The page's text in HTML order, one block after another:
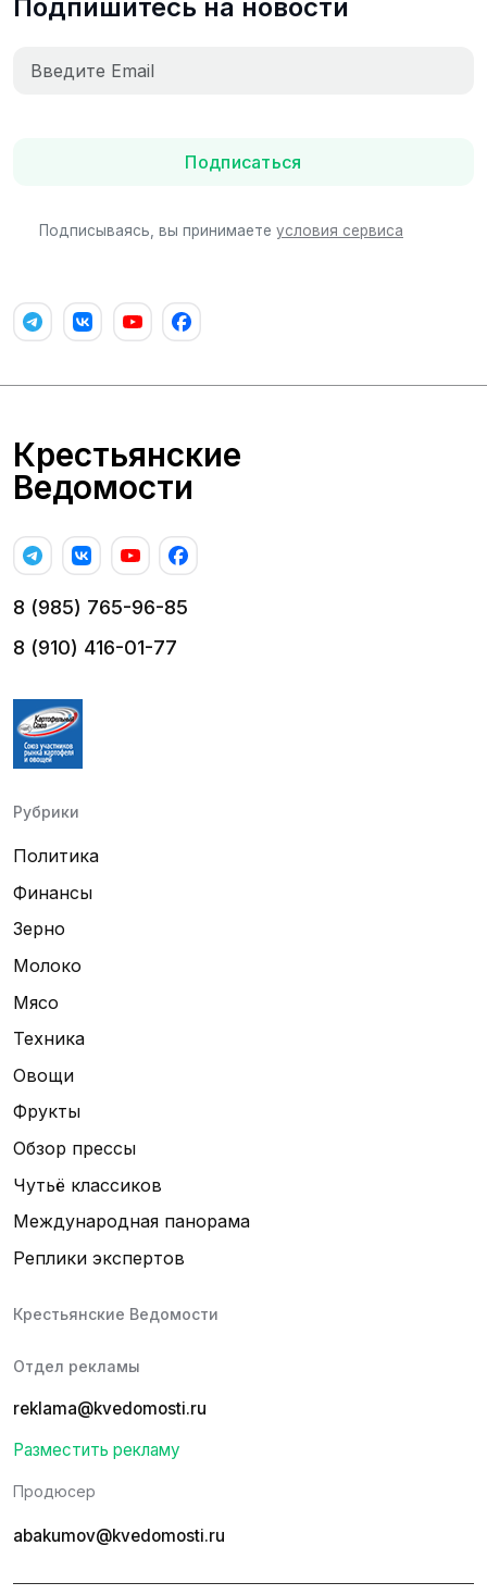
Подпишитесь на новости
Подписаться
Подписываясь, вы принимаете условия сервиса
Крестьянские
Ведомости
8 (985) 765-96-85
8 (910) 416-01-77
Рубрики
Политика
Финансы
Зерно
Молоко
Мясо
Техника
Овощи
Фрукты
Обзор прессы
Чутьё классиков
Международная панорама
Реплики экспертов
Крестьянские Ведомости
Отдел рекламы
reklama@kvedomosti.ru
Разместить рекламу
Продюсер
abakumov@kvedomosti.ru